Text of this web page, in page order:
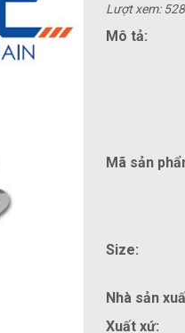
Lượt xem:
Mô tả:
Mã sản
Size:
Nhà sản
Xuất xứ: